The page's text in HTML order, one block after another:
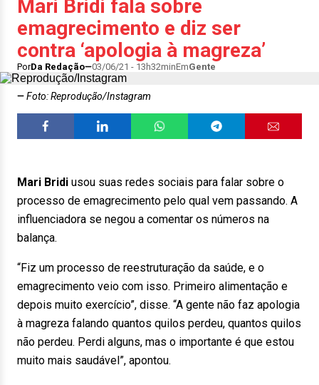
Mari Bridi fala sobre
emagrecimento e diz ser
contra ‘apologia à magreza’
PorDa Redação 03/06/21 - 13h32minEmGente
Foto: Reprodução/Instagram
Mari Bridi usou suas redes sociais para falar sobre o
processo de emagrecimento pelo qual vem passando. A
influenciadora se negou a comentar os números na
balança.
“Fiz um processo de reestruturação da saúde, e o
emagrecimento veio com isso. Primeiro alimentação e
depois muito exercício”, disse. “A gente não faz apologia
à magreza falando quantos quilos perdeu, quantos quilos
não perdeu. Perdi alguns, mas o importante é que estou
muito mais saudável”, apontou.